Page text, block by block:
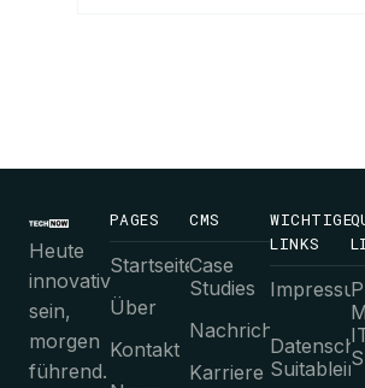
Heute
innovativ
sein,
morgen
führend.
PAGES
Startseite
Über
Kontakt
CMS
Case
Studies
Nachrichten
Karriere
WICHTIGE
LINKS